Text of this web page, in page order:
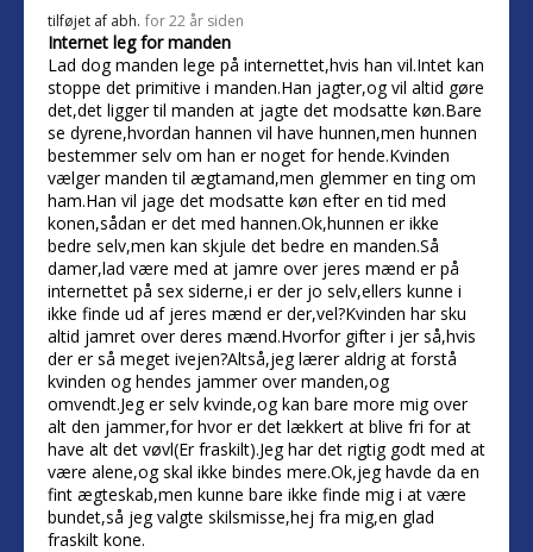
tilføjet af abh. for 22 år siden
Internet leg for manden
Lad dog manden lege på internettet,hvis han vil.Intet kan
stoppe det primitive i manden.Han jagter,og vil altid gøre
det,det ligger til manden at jagte det modsatte køn.Bare
se dyrene,hvordan hannen vil have hunnen,men hunnen
bestemmer selv om han er noget for hende.Kvinden
vælger manden til ægtamand,men glemmer en ting om
ham.Han vil jage det modsatte køn efter en tid med
konen,sådan er det med hannen.Ok,hunnen er ikke
bedre selv,men kan skjule det bedre en manden.Så
damer,lad være med at jamre over jeres mænd er på
internettet på sex siderne,i er der jo selv,ellers kunne i
ikke finde ud af jeres mænd er der,vel?Kvinden har sku
altid jamret over deres mænd.Hvorfor gifter i jer så,hvis
der er så meget ivejen?Altså,jeg lærer aldrig at forstå
kvinden og hendes jammer over manden,og
omvendt.Jeg er selv kvinde,og kan bare more mig over
alt den jammer,for hvor er det lækkert at blive fri for at
have alt det vøvl(Er fraskilt).Jeg har det rigtig godt med at
være alene,og skal ikke bindes mere.Ok,jeg havde da en
fint ægteskab,men kunne bare ikke finde mig i at være
bundet,så jeg valgte skilsmisse,hej fra mig,en glad
fraskilt kone.